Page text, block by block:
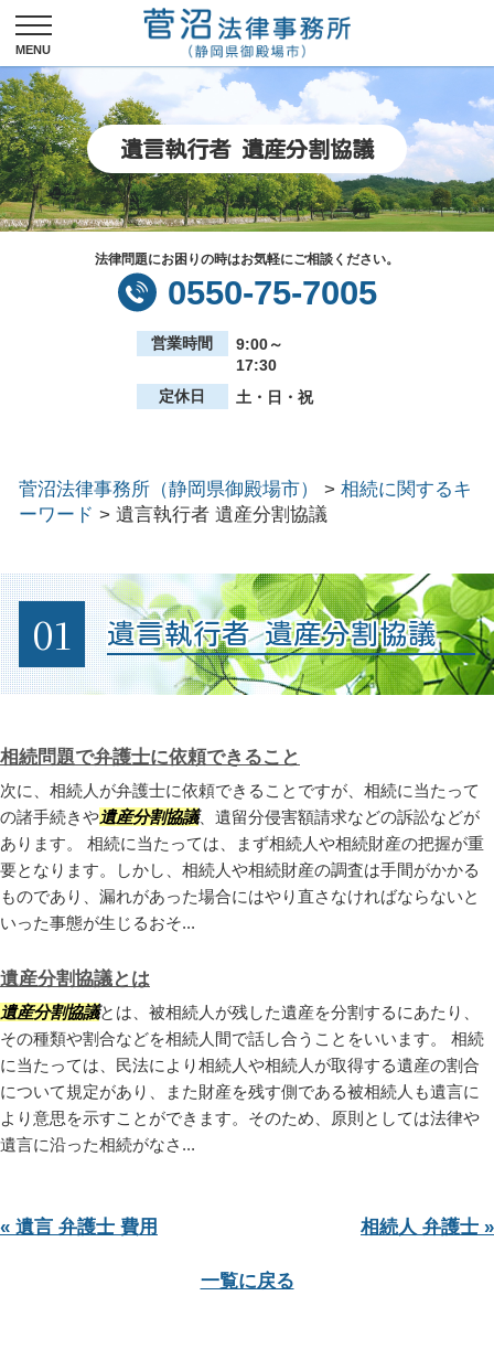
遺言執行者 遺産分割協議
法律問題にお困りの時はお気軽にご相談ください。
0550-75-7005
営業時間
9:00～
17:30
定休日
土・日・祝
菅沼法律事務所（静岡県御殿場市） > 相続に関するキ
ーワード > 遺言執行者 遺産分割協議
01 遺言執行者 遺産分割協議
相続問題で弁護士に依頼できること
次に、相続人が弁護士に依頼できることですが、相続に当たって
の諸手続きや遺産分割協議、遺留分侵害額請求などの訴訟などが
あります。 相続に当たっては、まず相続人や相続財産の把握が重
要となります。しかし、相続人や相続財産の調査は手間がかかる
ものであり、漏れがあった場合にはやり直さなければならないと
いった事態が生じるおそ...
遺産分割協議とは
遺産分割協議とは、被相続人が残した遺産を分割するにあたり、
その種類や割合などを相続人間で話し合うことをいいます。 相続
に当たっては、民法により相続人や相続人が取得する遺産の割合
について規定があり、また財産を残す側である被相続人も遺言に
より意思を示すことができます。そのため、原則としては法律や
遺言に沿った相続がなさ...
« 遺言 弁護士 費用 相続人 弁護士 »
一覧に戻る